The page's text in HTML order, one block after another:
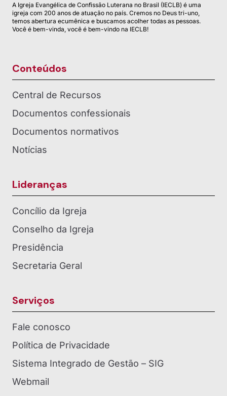
A Igreja Evangélica de Confissão Luterana no Brasil (IECLB) é uma
igreja com 200 anos de atuação no país. Cremos no Deus tri-uno,
temos abertura ecumênica e buscamos acolher todas as pessoas.
Você é bem-vinda, você é bem-vindo na IECLB!
Conteúdos
Central de Recursos
Documentos confessionais
Documentos normativos
Notícias
Lideranças
Concílio da Igreja
Conselho da Igreja
Presidência
Secretaria Geral
Serviços
Fale conosco
Política de Privacidade
Sistema Integrado de Gestão – SIG
Webmail